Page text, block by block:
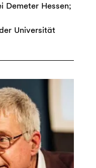
Demeter Hessen;
Universität